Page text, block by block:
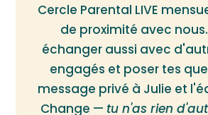
Cercle Parental LIVE
de proximité avec
échanger aussi avec
engagés et poser tes
message privé à Julie et
Change — tu n'as rien